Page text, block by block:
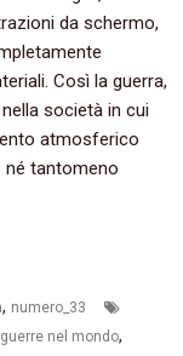
da schermo,
Così la guerra,
società in cui
atmosferico
né tantomeno
, numero_33
guerre nel mondo,